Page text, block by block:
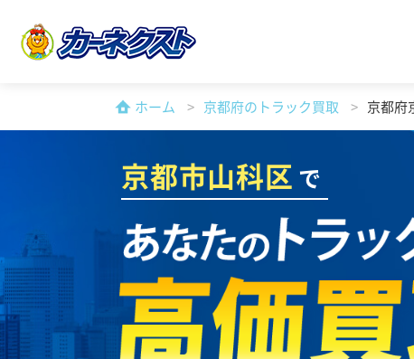
ホーム 京都府のトラック買取 京都府
京都市山科区 で